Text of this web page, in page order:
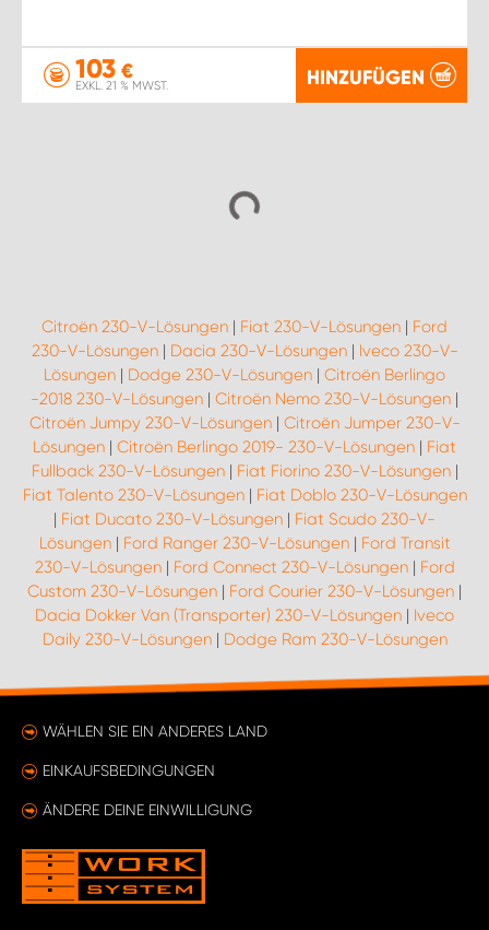
103 €
EXKL. 21 % MWST. HINZUFÜGEN
Citroën 230-V-Lösungen | Fiat 230-V-Lösungen | Ford
230-V-Lösungen| Dacia 230-V-Lösungen| Iveco 230-V-
Lösungen | Dodge 230-V-Lösungen | Citroën Berlingo
-2018 230-V-Lösungen | Citroën Nemo 230-V-Lösungen |
Citroën Jumpy 230-V-Lösungen| Citroën Jumper 230-V-
Lösungen | Citroën Berlingo 2019- 230-V-Lösungen | Fiat
Fullback 230-V-Lösungen| Fiat Fiorino 230-V-Lösungen|
Fiat Talento 230-V-Lösungen| Fiat Doblo 230-V-Lösungen
| Fiat Ducato 230-V-Lösungen | Fiat Scudo 230-V-
Lösungen| Ford Ranger 230-V-Lösungen| Ford Transit
230-V-Lösungen| Ford Connect 230-V-Lösungen| Ford
Custom 230-V-Lösungen | Ford Courier 230-V-Lösungen |
Dacia Dokker Van (Transporter) 230-V-Lösungen | Iveco
Daily 230-V-Lösungen| Dodge Ram 230-V-Lösungen
WÄHLEN SIE EIN ANDERES LAND
EINKAUFSBEDINGUNGEN
ÄNDERE DEINE EINWILLIGUNG